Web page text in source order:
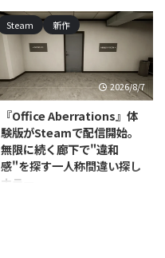
Scalise Artworksが開発し、
Ultimate Games S.A.および
Ultimate Publishingがパブリッシ
ャーを務める
PC（Windows/Linux、Steam）
向けアドベンチャー・インディ
Keeper (島の守護者)』のデモ版が
公開されました。本編の発売時期
は2026年を予定しており、発売
前の段階ですが、ひと足先にゲー
ムの雰囲気を体験できます。 本
Steam 新作
2026/8/7
『Office Aberrations』体
験版がSteamで配信開始。
無限に続く廊下で"違和
感"を探す一人称間違い探し
ホラー